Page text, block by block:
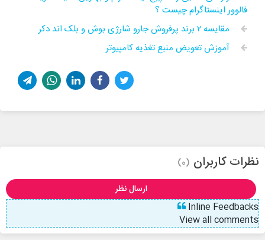
فالوور اینستاگرام چیست ؟
مقایسه ۲ برند پرفروش جارو شارژی بوش و بلک اند دکر
آموزش تعویض منبع تغذیه کامپیوتر
نظرات کاربران (0)
ارسال نظر
Inline Feedbacks
View all comments